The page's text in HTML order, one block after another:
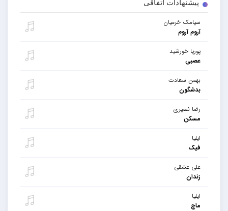
پیشنهادات اتفاقی
سیامک خرمیان
آروم آروم
پوریا خورشید
عصبی
بهمن سعادت
بدشگون
رضا نصیری
مسکن
ایلیا
فیک
علی عشقی
زندان
ایلیا
ماچ